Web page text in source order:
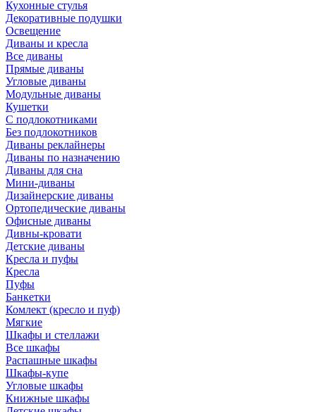
Кухонные стулья
Декоративные подушки
Освещение
Диваны и кресла
Все диваны
Прямые диваны
Угловые диваны
Модульные диваны
Кушетки
С подлокотниками
Без подлокотников
Диваны реклайнеры
Диваны по назначению
Диваны для сна
Мини-диваны
Дизайнерские диваны
Ортопедические диваны
Офисные диваны
Дивны-кровати
Детские диваны
Кресла и пуфы
Кресла
Пуфы
Банкетки
Комлект (кресло и пуф)
Мягкие
Шкафы и стеллажи
Все шкафы
Распашные шкафы
Шкафы-купе
Угловые шкафы
Книжные шкафы